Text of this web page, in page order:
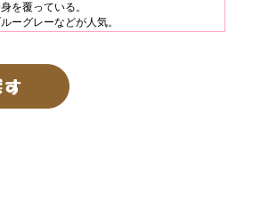
を覆っている。
ーグレーなどが人気。